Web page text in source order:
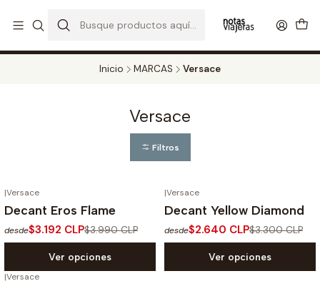
TODOS LOS DECANTS
Inicio MARCAS Versace
Versace
Filtros
-20% OFF
|Versace
Decant Eros Flame
desde$3.192 CLP$3.990 CLP
Ver opciones
-20% OFF
|Versace
Decant Yellow Diamond
desde$2.640 CLP$3.300 CLP
Ver opciones
|Versace